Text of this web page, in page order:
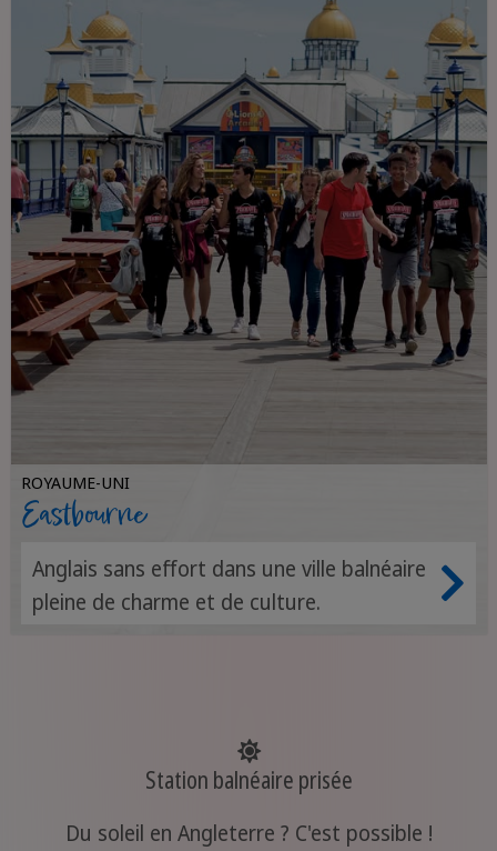
ROYAUME-UNI
Eastbourne
Anglais sans effort dans une ville balnéaire
pleine de charme et de culture.
Station balnéaire prisée
Du soleil en Angleterre ? C'est possible !